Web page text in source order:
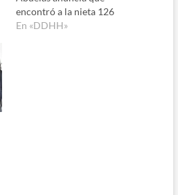
encontró a la nieta 126
En «DDHH»